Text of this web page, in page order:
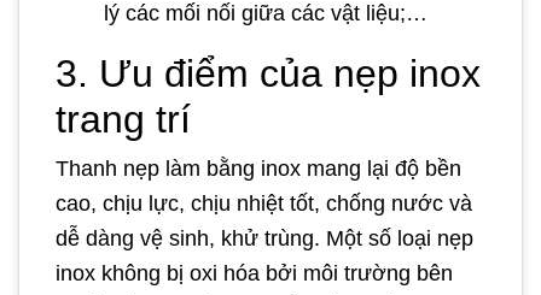
lý các mối nối giữa các vật liệu;…
3. Ưu điểm của nẹp inox
trang trí
Thanh nẹp làm bằng inox mang lại độ bền
cao, chịu lực, chịu nhiệt tốt, chống nước và
dễ dàng vệ sinh, khử trùng. Một số loại nẹp
inox không bị oxi hóa bởi môi trường bên